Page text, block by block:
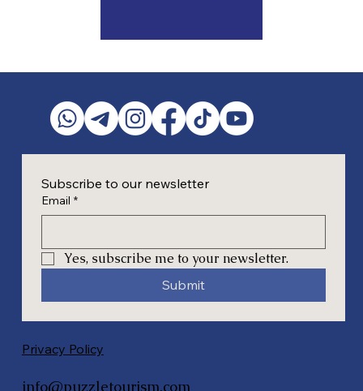
Subscribe to our newsletter
Email *
Yes, subscribe me to your newsletter.
Submit
Privacy Policy
info@puzzletourism.com